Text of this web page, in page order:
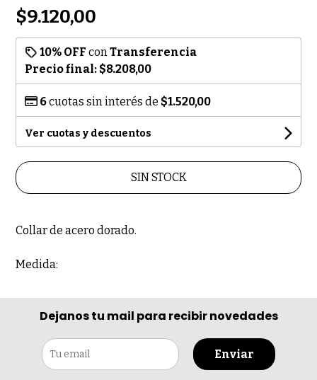
$9.120,00
10% OFF conTransferencia
Precio final: $8.208,00
6cuotas sin interés de $1.520,00
Ver cuotas y descuentos
SIN STOCK
Collar de acero dorado.
Medida:
Dejanos tu mail para recibir novedades
Enviar